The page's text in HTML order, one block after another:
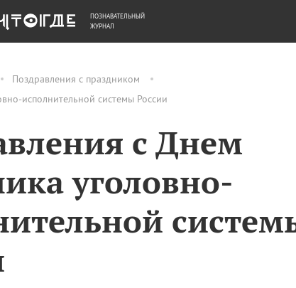
Поздравления с праздником
исполнительной системы России
с Днем
уголовно-
ОБЩЕСТВО ДЕНЬГИ
ПОЗНАВАТЕЛЬНЫЙ
ЖУРНАЛ